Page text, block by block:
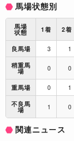
馬場状態別
馬場
状態 1着 2着
良馬場
3 1
稍重馬
場 0 0
重馬場 0 1
不良馬
場 1 0
関連ニュース